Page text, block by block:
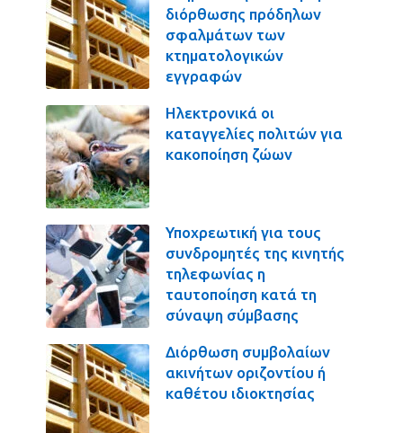
διόρθωσης πρόδηλων
σφαλμάτων των
κτηματολογικών
εγγραφών
Ηλεκτρονικά οι
καταγγελίες πολιτών για
κακοποίηση ζώων
Υποχρεωτική για τους
συνδρομητές της κινητής
τηλεφωνίας η
ταυτοποίηση κατά τη
σύναψη σύμβασης
Διόρθωση συμβολαίων
ακινήτων οριζοντίου ή
καθέτου ιδιοκτησίας